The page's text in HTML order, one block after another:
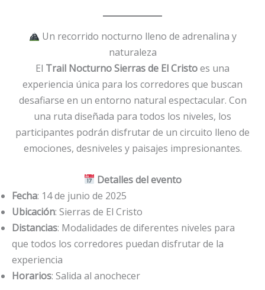
Un recorrido nocturno lleno de adrenalina y
naturaleza
El Trail Nocturno Sierras de El Cristoes una
experiencia única para los corredores que buscan
desafiarse en un entorno natural espectacular. Con
una ruta diseñada para todos los niveles, los
participantes podrán disfrutar de un circuito lleno de
emociones, desniveles y paisajes impresionantes.
Detalles del evento
Fecha: 14 de junio de 2025
Ubicación: Sierras de El Cristo
Distancias: Modalidades de diferentes niveles para
que todos los corredores puedan disfrutar de la
experiencia
Horarios: Salida al anochecer